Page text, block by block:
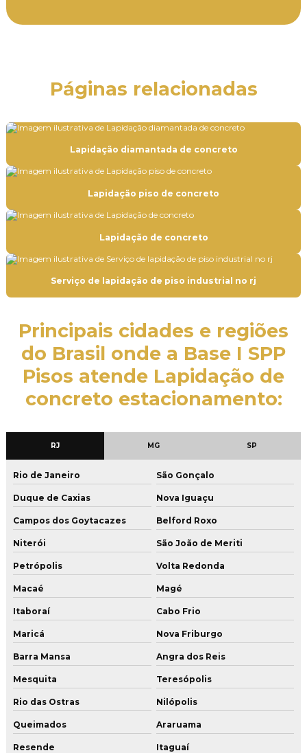
Empresa de aplicação de epóxi em mg
Empresa de aplicação de revestimento uretano
Empresa de pintura autonivelante epóxi em mg
Empresa de pintura autonivelante epóxi no rj
Empresa de pintura autonivelante epóxi em sp
Empresa de pintura epóxi
Empresa de pintura industrial
Empresa de pintura de piso industrial
Empresa de polimento de piso de concreto
Empresa de polimento de pisos
Empresa que faz aplicação de argamassa cimentícia
Empresa de tratamento de junta de concretagem
Execução de piso de concreto industrial
Execução de piso de concreto polido
Execução de piso industrial de concreto armado
Lapidação de concreto
Lapidação de concreto estacionamento
Lapidação diamantada de concreto
Lapidação de piso
Lapidação piso de concreto
Lapidação de piso industrial
Páginas relacionadas
Lapidação diamantada de concreto
Lapidação piso de concreto
Lapidação de concreto
Serviço de lapidação de piso industrial no rj
Principais cidades e regiões
do Brasil onde a Base I SPP
Pisos atende Lapidação de
concreto estacionamento:
RJ MG SP
Rio de Janeiro São Gonçalo
Duque de Caxias Nova Iguaçu
Campos dos Goytacazes Belford Roxo
Niterói São João de Meriti
Petrópolis Volta Redonda
Macaé Magé
Itaboraí Cabo Frio
Maricá Nova Friburgo
Barra Mansa Angra dos Reis
Mesquita Teresópolis
Rio das Ostras Nilópolis
Queimados Araruama
Resende Itaguaí